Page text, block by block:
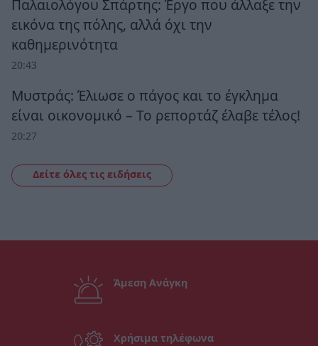
Παλαιολόγου Σπάρτης: Έργο που άλλαξε την
εικόνα της πόλης, αλλά όχι την
καθημερινότητα
20:43
Μυστράς: Έλιωσε ο πάγος και το έγκλημα
είναι οικονομικό – Το ρεπορτάζ έλαβε τέλος!
20:27
Δείτε όλες τις ειδήσεις
Άμεση Ανάγκη
Χρήσιμα τηλέφωνα